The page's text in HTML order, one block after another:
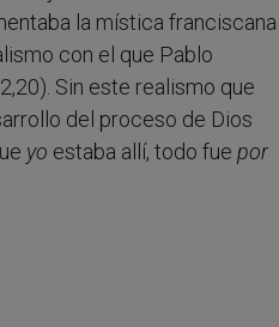
la mística franciscana
con el que Pablo
Sin este realismo que
del proceso de Dios
yo estaba allí, todo fue por